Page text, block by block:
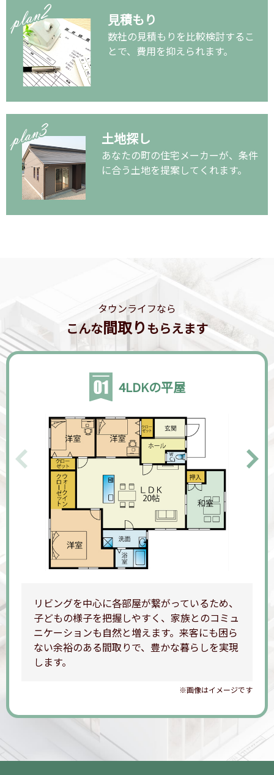
見積もり
数社の見積もりを比較検討するこ
とで、費用を抑えられます。
土地探し
あなたの町の住宅メーカーが、条件
に合う土地を提案してくれます。
タウンライフなら
こんな間取りもらえます
4LDKの平屋
リビングを中心に各部屋が繋がっているため、
子どもの様子を把握しやすく、家族とのコミュ
ニケーションも自然と増えます。来客にも困ら
ない余裕のある間取りで、豊かな暮らしを実現
します。
※画像はイメージです